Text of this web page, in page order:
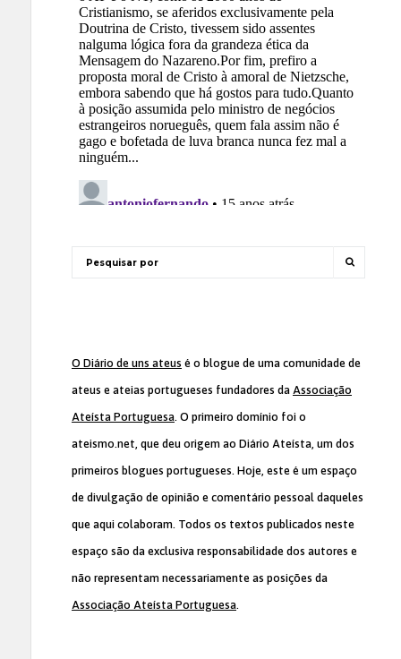
O Diário de uns ateus é o blogue de uma comunidade de
ateus e ateias portugueses fundadores da Associação
Ateísta Portuguesa. O primeiro domínio foi o
ateismo.net, que deu origem ao Diário Ateísta, um dos
primeiros blogues portugueses. Hoje, este é um espaço
de divulgação de opinião e comentário pessoal daqueles
que aqui colaboram. Todos os textos publicados neste
espaço são da exclusiva responsabilidade dos autores e
não representam necessariamente as posições da
Associação Ateísta Portuguesa.